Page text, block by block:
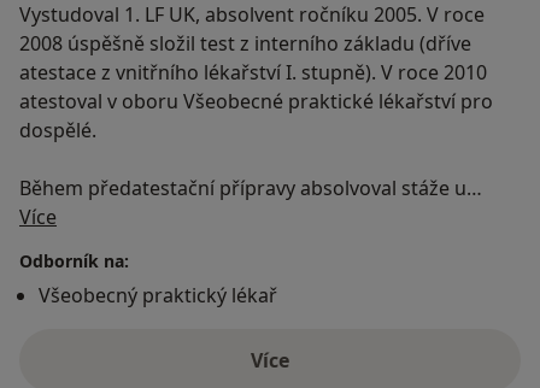
Vystudoval 1. LF UK, absolvent ročníku 2005. V roce
2008 úspěšně složil test z interního základu (dříve
atestace z vnitřního lékařství I. stupně). V roce 2010
atestoval v oboru Všeobecné praktické lékařství pro
dospělé.
Během předatestační přípravy absolvoval stáže u
praktického lékaře v Anglii (Lambeth Walk Group
Practice, Londýn) a Skotsku (Pennan Place Surgery,
Glasgow). V současné době je také lektorem fyziologie
na 3.LF UK.
Více
Odborník na:
Všeobecný praktický lékař
Víceo zkušenostech